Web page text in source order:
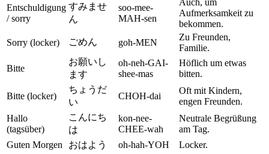
Entschuldigung
/ sorry
すみませ
ん
soo-mee-
MAH-sen
Auch, um
Aufmerksamkeit zu
bekommen.
Sorry (locker)
ごめん goh-MEN
Zu Freunden,
Familie.
Bitte
お願いし
ます
oh-neh-GAI-
shee-mas
Höflich um etwas
bitten.
Bitte (locker)
ちょうだ
い
CHOH-dai
Oft mit Kindern,
engen Freunden.
Hallo
(tagsüber)
こんにち
は
kon-nee-
CHEE-wah
Neutrale Begrüßung
am Tag.
Guten Morgen
おはよう oh-hah-YOH Locker.